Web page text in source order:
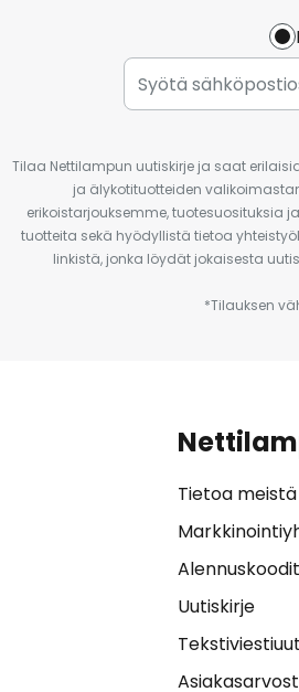
Tilaa Nettilampun uutiskirje ja saat
ja älykotituotteiden
erikoistarjouksemme, tuotesuosituksia
tuotteita sekä hyödyllistä tietoa
linkistä, jonka löydät jokaisesta
*Tilauksen
Tietoa meistä
Alennuskoodit
Uutiskirje